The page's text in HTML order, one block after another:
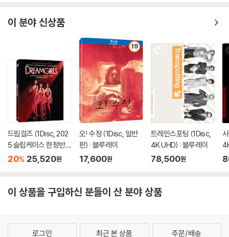
이 분야 신상품
드림걸즈 (1Disc, 202
5 슬립케이스 한정반 B
D) : 블루레이
20% 25,520원
19
오! 수정 (1Disc, 일반
판) : 블루레이
17,600원
트레인스포팅 (1Disc,
4K UHD) : 블루레이
78,500원
이 상품을 구입하신 분들이 산 분야 상품
로그인 최근 본 상품 주문/배송